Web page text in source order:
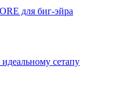
для биг-эйра
сетапу